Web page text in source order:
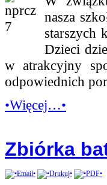
nasza
starszych
Dzieci
w atrakcyjny
odpowiednich
•Więcej…•
Zbiórka